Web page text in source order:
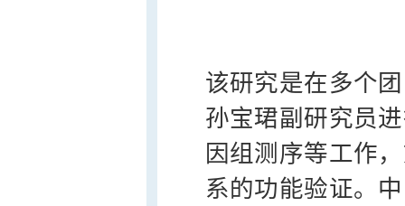
该研究是在多个
孙宝珺副研究员
因组测序等工作
系的功能验证。